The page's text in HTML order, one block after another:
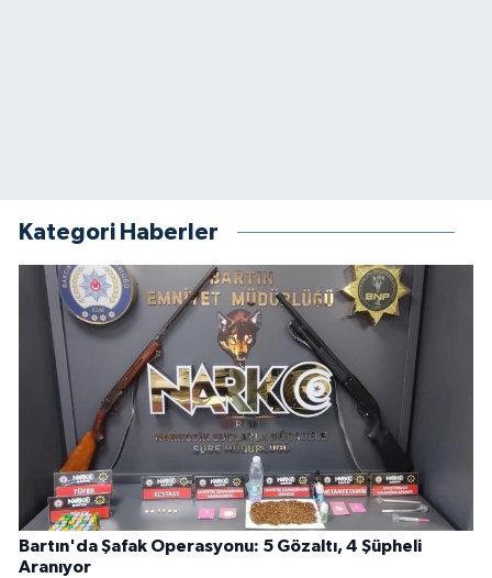
Kategori Haberler
Bartın'da Şafak Operasyonu: 5 Gözaltı, 4 Şüpheli
Aranıyor